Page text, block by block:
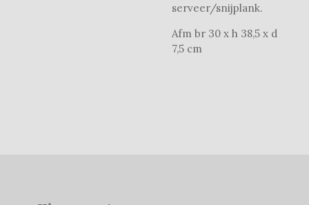
serveer/snijplank.
Afm br 30 x h 38,5 x d
7,5 cm